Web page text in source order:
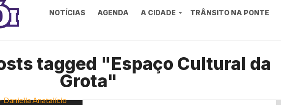
NOTÍCIAS AGENDA A CIDADE TRÂNSITO NA PONTE
tagged "Espaço Cultural da
Grota"